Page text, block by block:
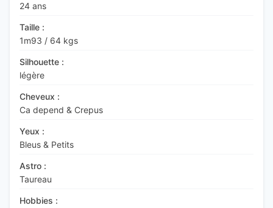
24 ans
Taille :
1m93 / 64 kgs
Silhouette :
légère
Cheveux :
Ca depend & Crepus
Yeux :
Bleus & Petits
Astro :
Taureau
Hobbies :